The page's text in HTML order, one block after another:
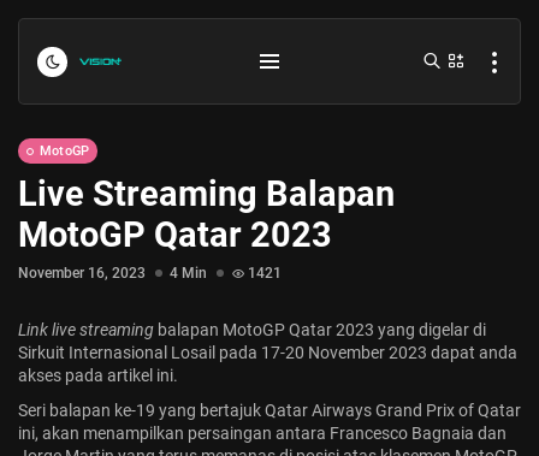
Indonesia vs Kamboja Hari Ini...
July 27, 2026
MotoGP
Live Streaming Balapan
MotoGP Qatar 2023
November 16, 2023 4 Min 1421
Link live streaming balapan MotoGP Qatar 2023 yang digelar di
Sirkuit Internasional Losail pada 17-20 November 2023 dapat anda
akses pada artikel ini.
Seri balapan ke-19 yang bertajukQatar Airways Grand Prix of Qatar
ini, akan menampilkan persaingan antara Francesco Bagnaia dan